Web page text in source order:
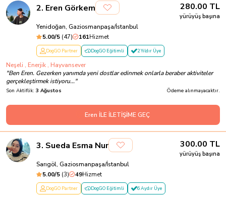
2. Eren Görkem 280.00 TL
yürüyüş başına
Yenidoğan, Gaziosmanpaşa/İstanbul
5.00/5 (47) 161Hizmet
DogGO Partner DogGO Eğitimli 2 Yıldır Üye
Neşeli , Enerjik , Hayvansever
"Ben Eren. Gezerken yanımda yeni dostlar edinmek onlarla beraber aktiviteler
gerçekleştirmek istiyoru..."
Son Aktiflik: 3 Ağustos Ödeme alınmayacaktır.
Eren İLE İLETİŞİME GEÇ
3. Sueda Esma Nur 300.00 TL
yürüyüş başına
Sarıgöl, Gaziosmanpaşa/İstanbul
5.00/5 (3) 49Hizmet
DogGO Partner DogGO Eğitimli 6 Aydır Üye